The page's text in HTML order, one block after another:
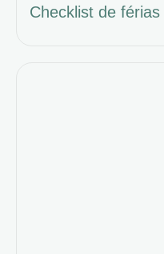
Checklist de